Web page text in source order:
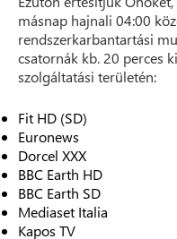
másnap hajnali 04:00
rendszerkarbantartási
csatornák kb. 20 perces
szolgáltatási területén:
Fit HD (SD)
Euronews
Dorcel XXX
BBC Earth HD
BBC Earth SD
Mediaset Italia
Kapos TV